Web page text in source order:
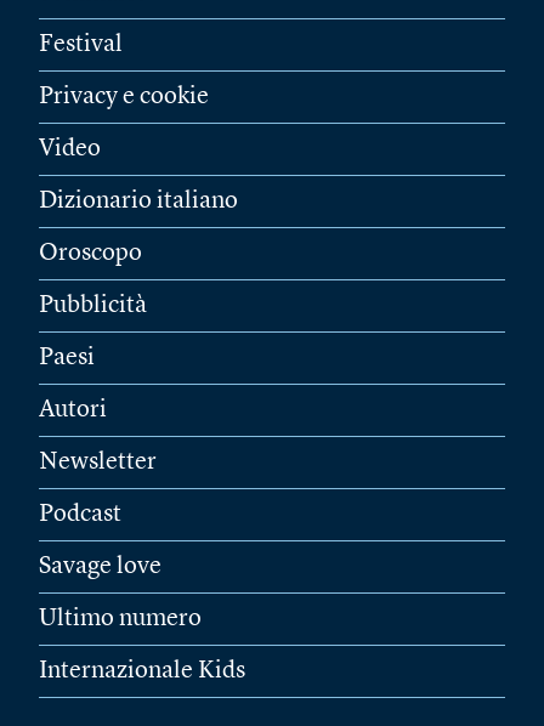
Festival
Privacy e cookie
Video
Dizionario italiano
Oroscopo
Pubblicità
Paesi
Autori
Newsletter
Podcast
Savage love
Ultimo numero
Internazionale Kids